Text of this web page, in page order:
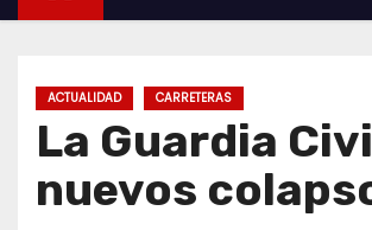
ACTUALIDAD CARRETERAS
La Guardia
nuevos